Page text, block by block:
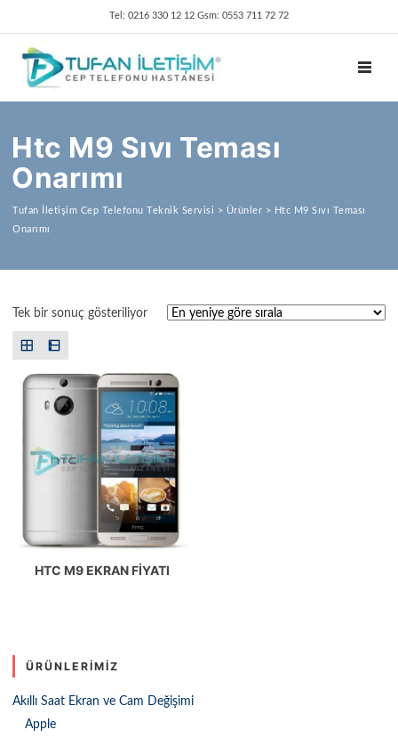
Tel: 0216 330 12 12 Gsm: 0553 711 72 72
Htc M9 Sıvı Teması
Onarımı
Tufan İletişim Cep Telefonu Teknik Servisi > Ürünler > Htc M9 Sıvı Teması
Onarımı
Tek bir sonuç gösteriliyor
HTC M9 EKRAN FIYATI
ÜRÜNLERIMIZ
Akıllı Saat Ekran ve Cam Değişimi
Apple